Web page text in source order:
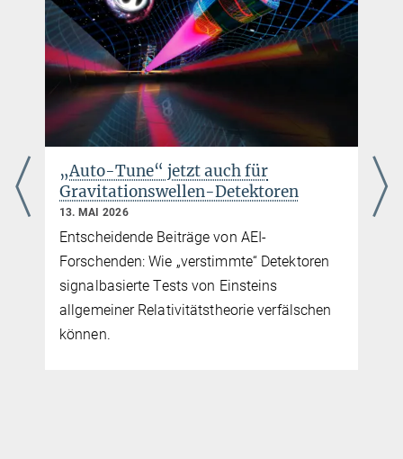
tim.dietrich@...
© sevens[+]maltry Dr. Kenta Kiuchi
Gruppenleiter
+49 331 567-7320
kenta.kiuchi@...
„Auto-Tune“ jetzt auch für
Gravitationswellen-Detektoren
13. MAI 2026
Entscheidende Beiträge von AEI-
Forschenden: Wie „verstimmte“ Detektoren
signalbasierte Tests von Einsteins
allgemeiner Relativitätstheorie verfälschen
können.